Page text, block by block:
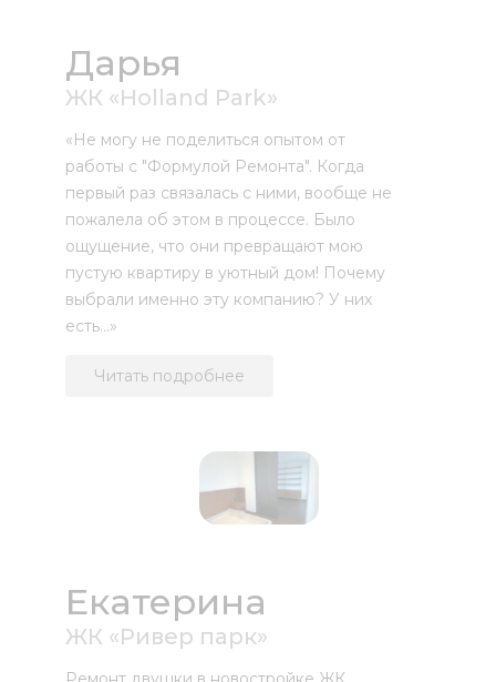
Дарья
ЖК «Holland Park»
«Не могу не поделиться опытом от
работы с "Формулой Ремонта". Когда
первый раз связалась с ними, вообще не
пожалела об этом в процессе. Было
ощущение, что они превращают мою
пустую квартиру в уютный дом! Почему
выбрали именно эту компанию? У них
есть...»
Читать подробнее
Екатерина
ЖК «Ривер парк»